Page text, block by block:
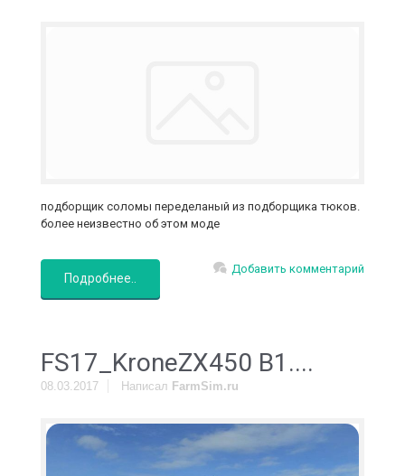
подборщик соломы переделаный из подборщика тюков.
более неизвестно об этом моде
Подробнее..
Добавить комментарий
FS17_KroneZX450 В1....
08.03.2017 Написал FarmSim.ru